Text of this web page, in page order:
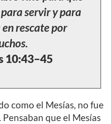
servir y para
rescate por
10:43–45
como el Mesías, no fue
que el Mesías